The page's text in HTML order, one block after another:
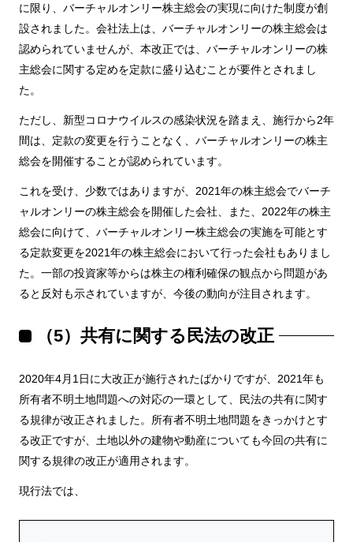
に限り、バーチャルオンリー株主総会の実現に向けた制度が創
設されました。会社法上は、バーチャルオンリーの株主総会は
認められていませんが、本改正では、バーチャルオンリーの株
主総会に関する定めを定款に盛り込むことが要件とされまし
た。
ただし、新型コロナウイルスの感染状況を踏まえ、施行から2年
間は、定款の変更を行うことなく、バーチャルオンリーの株主
総会を開催することが認められています。
これを受け、少数ではありますが、2021年の株主総会でバーチ
ャルオンリーの株主総会を開催した会社、また、2022年の株主
総会に向けて、バーチャルオンリー株主総会の実施を可能とす
る定款変更を2021年の株主総会において行った会社もありまし
た。一部の投資家等からは株主の権利確保の観点から問題があ
ると反対も示されていますが、今後の動向が注目されます。
（5）共有に関する民法の改正
2020年4月1日に大改正が施行されたばかりですが、2021年も
所有者不明土地問題への対応の一環として、民法の共有に関す
る規律が改正されました。所有者不明土地問題をきっかけとす
る改正ですが、土地以外の建物や動産についても今回の共有に
関する規律の改正が適用されます。
現行法では、